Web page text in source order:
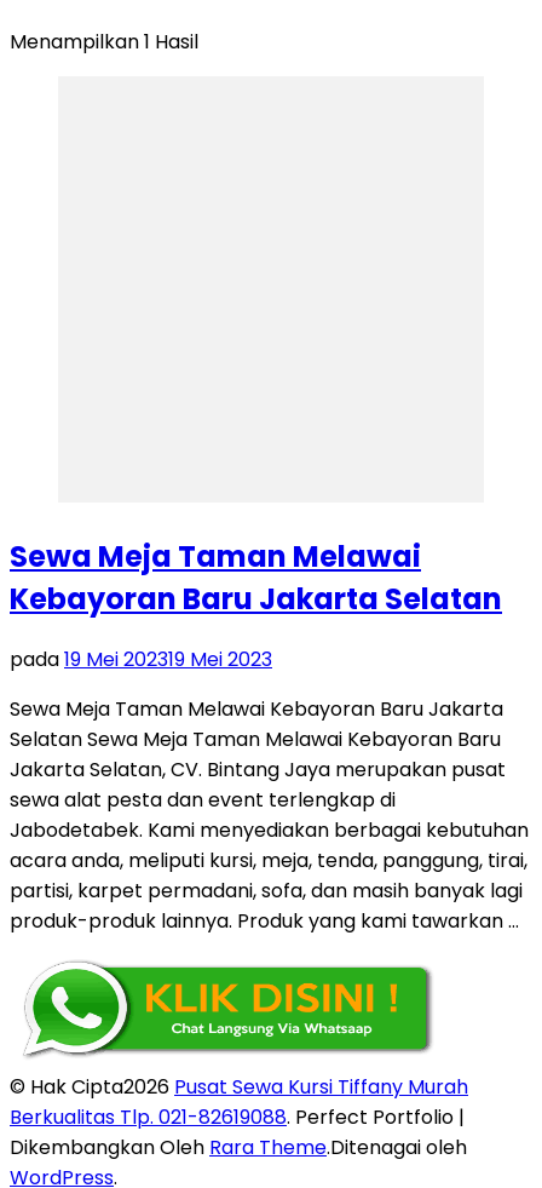
Menampilkan 1 Hasil
Sewa Meja Taman Melawai
Kebayoran Baru Jakarta Selatan
pada19 Mei 202319 Mei 2023
Sewa Meja Taman Melawai Kebayoran Baru Jakarta
Selatan Sewa Meja Taman Melawai Kebayoran Baru
Jakarta Selatan, CV. Bintang Jaya merupakan pusat
sewa alat pesta dan event terlengkap di
Jabodetabek. Kami menyediakan berbagai kebutuhan
acara anda, meliputi kursi, meja, tenda, panggung, tirai,
partisi, karpet permadani, sofa, dan masih banyak lagi
produk-produk lainnya. Produk yang kami tawarkan …
© Hak Cipta2026 Pusat Sewa Kursi Tiffany Murah
Berkualitas Tlp. 021-82619088. Perfect Portfolio |
Dikembangkan Oleh Rara Theme.Ditenagai oleh
WordPress.